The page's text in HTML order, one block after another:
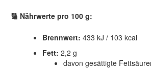
🔢 Nährwerte pro 100 g:
Brennwert: 433 kJ / 103 kcal
Fett: 2,2 g
davon gesättigte